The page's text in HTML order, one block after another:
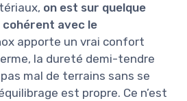
on est sur quelque
cohérent avec le
apporte un vrai confort
la dureté demi-tendre
mal de terrains sans se
est propre. Ce n’est